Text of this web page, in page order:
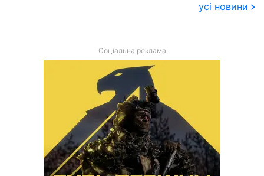
усі новини
Соціальна реклама